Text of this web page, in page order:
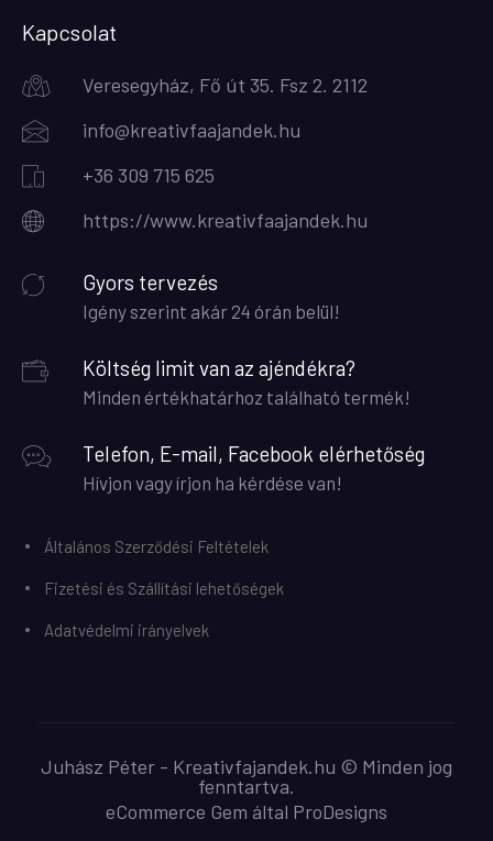
Kapcsolat
Veresegyház, Fő út 35. Fsz 2. 2112
info@kreativfaajandek.hu
+36 309 715 625
https://www.kreativfaajandek.hu
Gyors tervezés
Igény szerint akár 24 órán belül!
Költség limit van az ajéndékra?
Minden értékhatárhoz található termék!
Telefon, E-mail, Facebook elérhetőség
Hívjon vagy írjon ha kérdése van!
Általános Szerződési Feltételek
Fizetési és Szállítási lehetőségek
Adatvédelmi irányelvek
Juhász Péter - Kreativfajandek.hu © Minden jog
fenntartva.
eCommerce Gem által ProDesigns